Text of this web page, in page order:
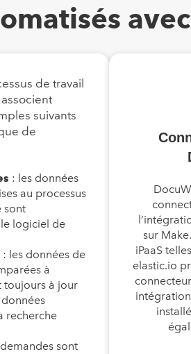
de travail
suivants
de
: les données
au processus
sont
le logiciel de
: les données de
à
toujours à jour
recherche
sont
sur
iPaaS
elastic.io